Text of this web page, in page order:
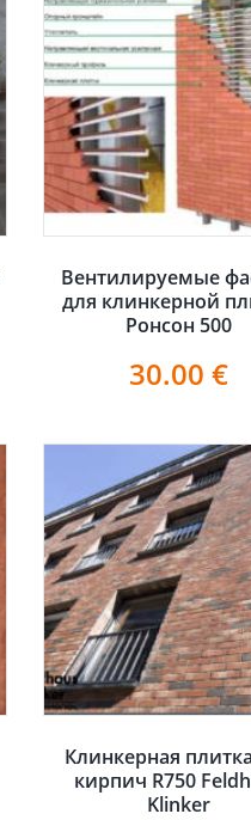
Вентилируемые
для клинкерной
Ронсон 500
30.00€
Клинкерная
кирпич R750
Klinker